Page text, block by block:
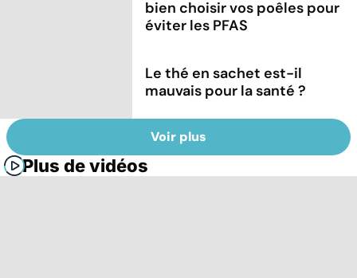
bien choisir vos poêles pour
éviter les PFAS
Le thé en sachet est-il
mauvais pour la santé ?
Voir plus
Plus de vidéos